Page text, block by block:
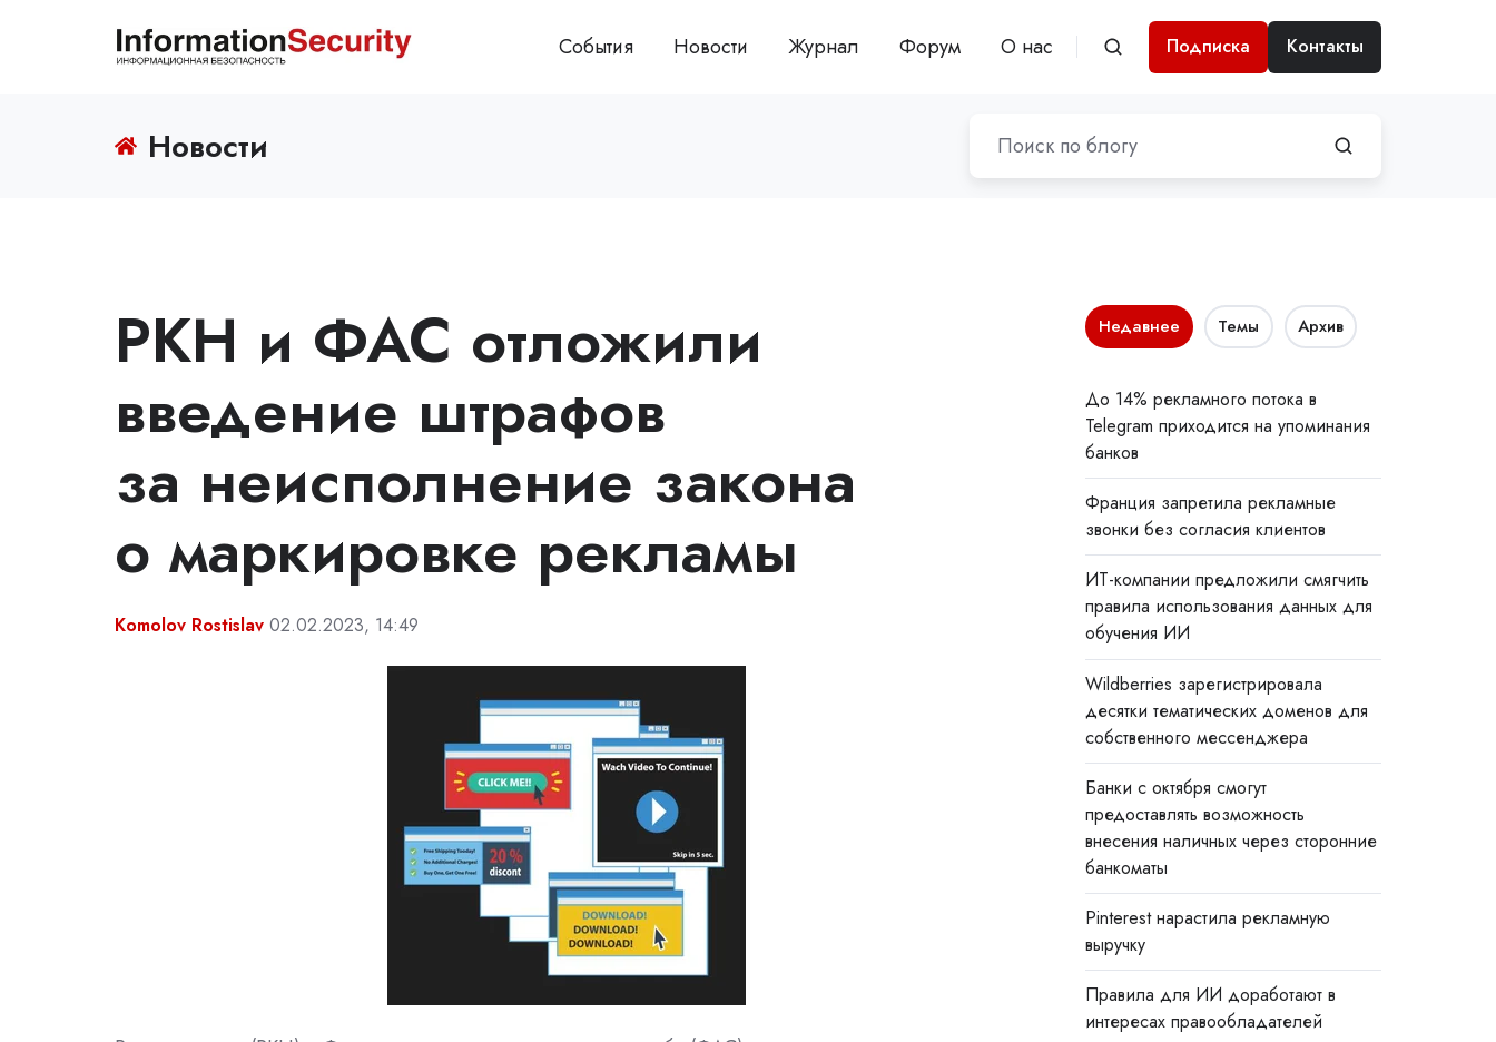
События Новости Журнал Форум О нас Подписка Контакты
Новости
РКН и ФАС отложили
введение штрафов
за неисполнение закона
о маркировке рекламы
Komolov Rostislav 02.02.2023, 14:49
Недавнее Темы Архив
До 14% рекламного потока в
Telegram приходится на упоминания
банков
Франция запретила рекламные
звонки без согласия клиентов
ИТ-компании предложили смягчить
правила использования данных для
обучения ИИ
Wildberries зарегистрировала
десятки тематических доменов для
собственного мессенджера
Банки с октября смогут
предоставлять возможность
внесения наличных через сторонние
банкоматы
Pinterest нарастила рекламную
выручку
Правила для ИИ доработают в
интересах правообладателей